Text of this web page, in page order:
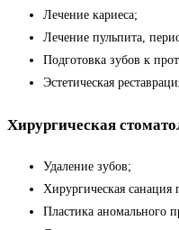
Лечение кариеса;
Лечение пульпита,
Подготовка зубов к
Эстетическая
Хирургическая
Удаление зубов;
Хирургическая санация
Пластика аномального